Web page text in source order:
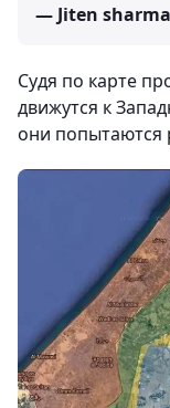
— Jiten
Судя по карте
движутся к
они попытаются